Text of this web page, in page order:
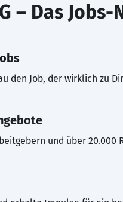
– Das
den Job, der wirklich zu
und über 20.000